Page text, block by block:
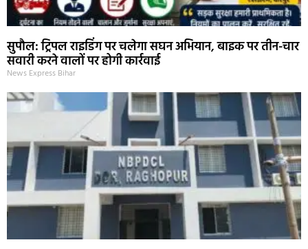
सुपौल: ट्रिपल राइडिंग पर चलेगा सघन अभियान, बाइक पर तीन-चार
सवारी करने वालों पर होगी कार्रवाई
News Express Bihar